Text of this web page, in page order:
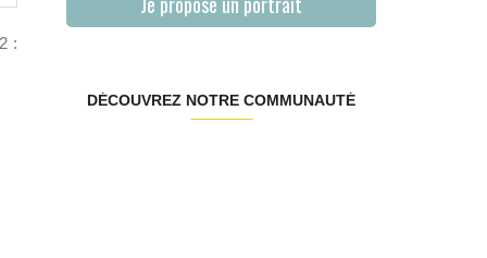
:
DÉCOUVREZ NOTRE COMMUNAUTÉ